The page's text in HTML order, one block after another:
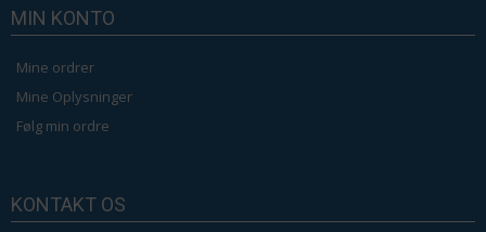
MIN KONTO
Mine ordrer
Mine Oplysninger
Følg min ordre
KONTAKT OS